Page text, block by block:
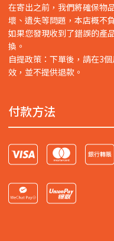
在寄出之前，我們將確保物
壞、遺失等問題，本店概不
如果您發現收到了錯誤的產
換。
自提政策：下單後，請在3
效，並不提供退款。
付款方法